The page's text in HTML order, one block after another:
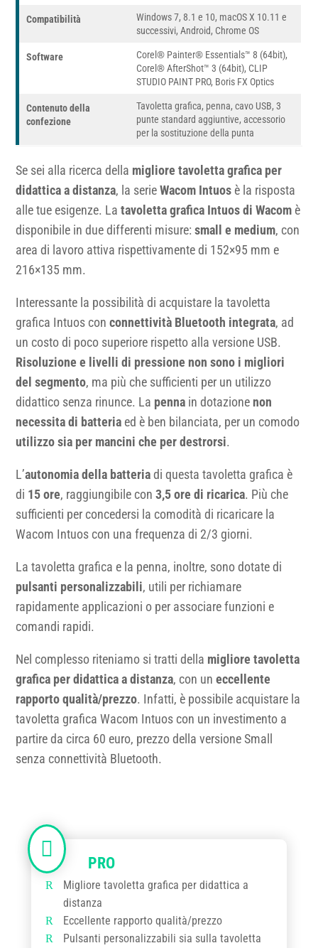
Compatibilità
Windows 7, 8.1 e 10, macOS X 10.11 e
successivi, Android, Chrome OS
Software
Corel® Painter® Essentials™ 8 (64bit),
Corel® AfterShot™ 3 (64bit), CLIP
STUDIO PAINT PRO, Boris FX Optics
Contenuto della
confezione
Tavoletta grafica, penna, cavo USB, 3
punte standard aggiuntive, accessorio
per la sostituzione della punta
Se sei alla ricerca della migliore tavoletta grafica per
didattica a distanza, la serieWacom Intuos è la risposta
alle tue esigenze. Latavoletta grafica Intuos di Wacom è
disponibile in due differenti misure:small e medium, con
area di lavoro attiva rispettivamente di 152×95 mm e
216×135 mm.
Interessante la possibilità di acquistare la tavoletta
grafica Intuos conconnettività Bluetooth integrata, ad
un costo di poco superiore rispetto alla versione USB.
Risoluzione e livelli di pressione non sono i migliori
del segmento, ma più che sufficienti per un utilizzo
didattico senza rinunce. La penna in dotazione non
necessita di batteria ed è ben bilanciata, per un comodo
utilizzo sia per mancini che per destrorsi.
L’autonomia della batteriadi questa tavoletta grafica è
di 15 ore, raggiungibile con3,5 ore di ricarica. Più che
sufficienti per concedersi la comodità di ricaricare la
Wacom Intuos con una frequenza di 2/3 giorni.
La tavoletta grafica e la penna, inoltre, sono dotate di
pulsanti personalizzabili, utili per richiamare
rapidamente applicazioni o per associare funzioni e
comandi rapidi.
Nel complesso riteniamo si tratti della migliore tavoletta
grafica per didattica a distanza, con uneccellente
rapporto qualità/prezzo. Infatti, è possibile acquistare la
tavoletta grafica Wacom Intuos con un investimento a
partire da circa 60 euro, prezzo della versione Small
senza connettività Bluetooth.
Migliore tavoletta grafica per didattica a
distanza
Eccellente rapporto qualità/prezzo
Pulsanti personalizzabili sia sulla tavoletta